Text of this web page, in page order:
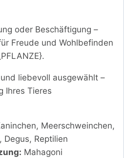
oder Beschäftigung –
Freude und Wohlbefinden
liebevoll ausgewählt –
Ihres Tieres
Meerschweinchen,
Degus, Reptilien
Mahagoni